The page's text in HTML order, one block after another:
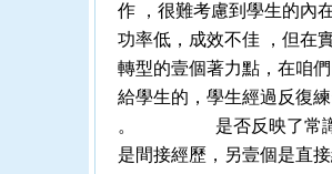
作 ，很難考慮到學生的內
功率低，成效不佳 ，
轉型的壹個著力點，在
給學生的，學生經過
。 是否反映了常識的本
是間接經歷，另壹個是直